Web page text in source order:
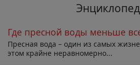
Где пресной воды меньше
Пресная вода – один из самых
этом крайне неравномерно...